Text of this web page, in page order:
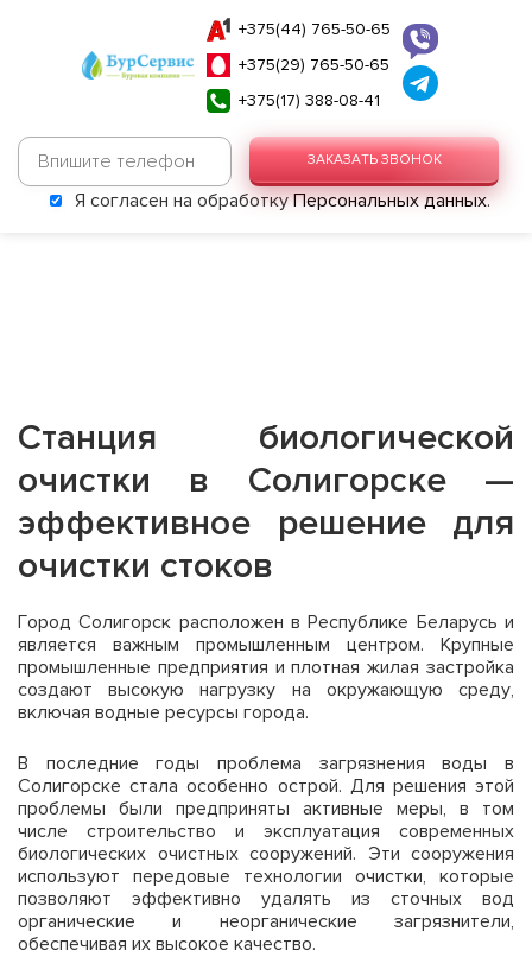
+375(44) 765-50-65
+375(29) 765-50-65
+375(17) 388-08-41
ЗАКАЗАТЬ ЗВОНОК
Я согласен на обработкуПерсональных данных.
Станция биологической
очистки в Солигорске —
эффективное решение для
очистки стоков
Город Солигорск расположен в Республике Беларусь и
является важным промышленным центром. Крупные
промышленные предприятия и плотная жилая застройка
создают высокую нагрузку на окружающую среду,
включая водные ресурсы города.
В последние годы проблема загрязнения воды в
Солигорске стала особенно острой. Для решения этой
проблемы были предприняты активные меры, в том
числе строительство и эксплуатация современных
биологических очистных сооружений. Эти сооружения
используют передовые технологии очистки, которые
позволяют эффективно удалять из сточных вод
органические и неорганические загрязнители,
обеспечивая их высокое качество.